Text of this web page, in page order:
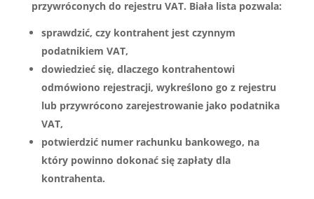
przywróconych do rejestru VAT. Biała lista pozwala:
sprawdzić, czy kontrahent jest czynnym
podatnikiem VAT,
dowiedzieć się, dlaczego kontrahentowi
odmówiono rejestracji, wykreślono go z rejestru
lub przywrócono zarejestrowanie jako podatnika
VAT,
potwierdzić numer rachunku bankowego, na
który powinno dokonać się zapłaty dla
kontrahenta.